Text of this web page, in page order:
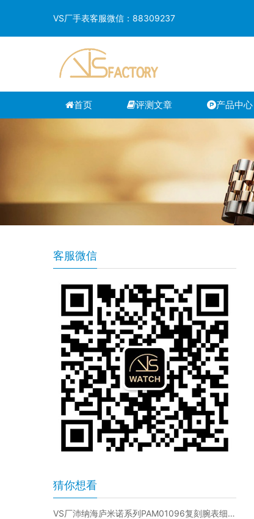
首页 评测文章 产品中心
客服微信
猜你想看
VS厂沛纳海庐米诺系列PAM01096复刻腕表细节评测
VS厂手表客服微信：88309237